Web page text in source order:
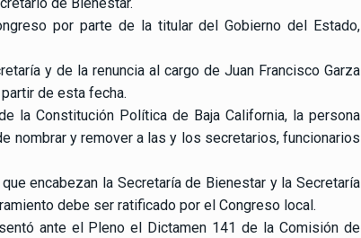
de Bienestar.
por parte de la titular del Gobierno del Estado,
y de la renuncia al cargo de Juan Francisco Garza
de esta fecha.
la Constitución Política de Baja California, la persona
nombrar y remover a las y los secretarios, funcionarios
encabezan la Secretaría de Bienestar y la Secretaría
debe ser ratificado por el Congreso local.
ante el Pleno el Dictamen 141 de la Comisión de